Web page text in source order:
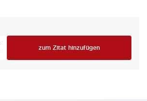
zum Zitat hinzufügen